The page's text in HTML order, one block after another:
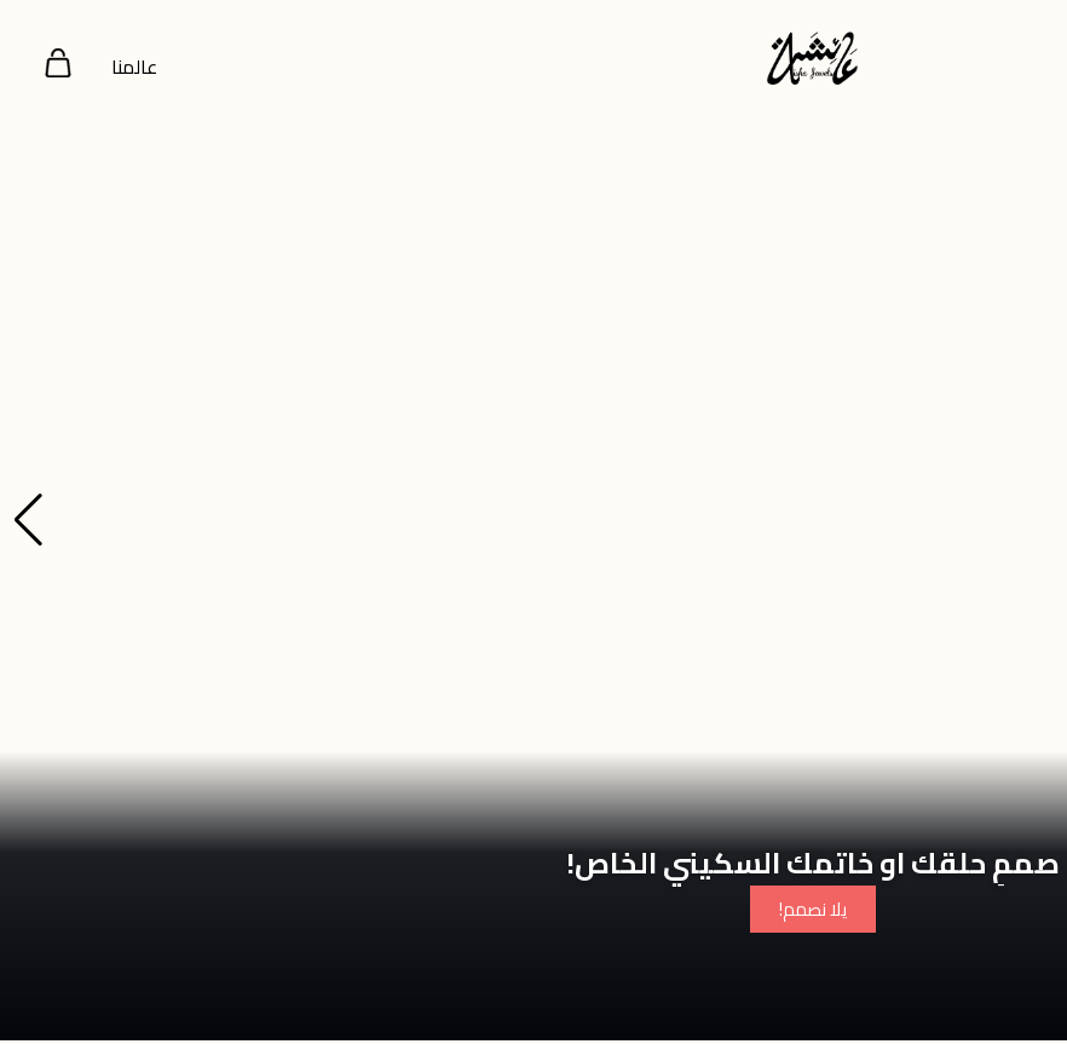
عالمنا
صممِ حلقك او خاتمك السكيني الخاص!
يلا نصمم!